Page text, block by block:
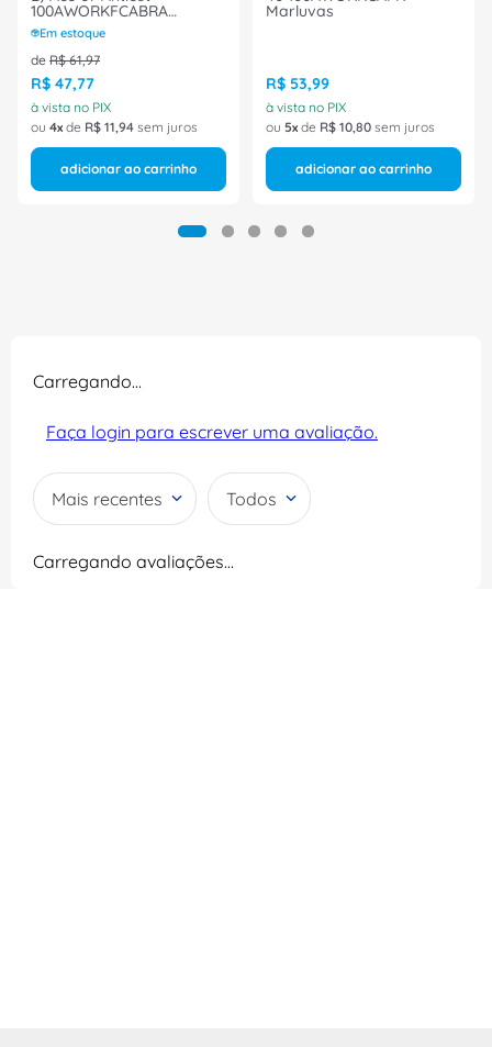
100AWORKFCABRA
Marluvas
Em estoque
de R$ 61,97
R$ 47,77
à vista no PIX
ou 4 de R$ 11,94 sem juros
adicionar ao carrinho
Marluvas
R$ 53,99
à vista no PIX
ou 5 de R$ 10,80 sem juros
adicionar ao carrinho
Carregando…
Faça login para escrever uma avaliação.
Mais recentes Todos
Carregando avaliações…